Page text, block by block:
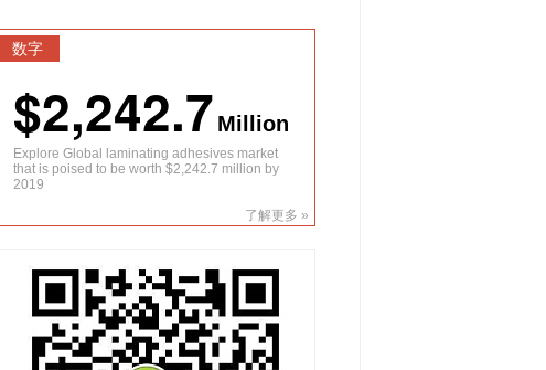
数字
$2,242.7 Million
Explore Global laminating adhesives market
that is poised to be worth $2,242.7 million by
2019
了解更多 »